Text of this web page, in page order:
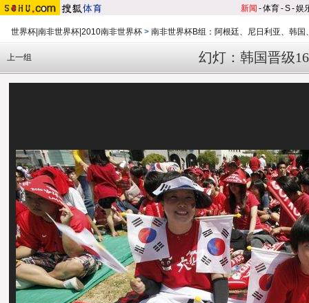
新闻 -体育-S-娱
世界杯|南非世界杯|2010南非世界杯 > 南非世界杯B组：阿根廷、尼日利亚、韩国
幻灯：韩国晋级
上一组